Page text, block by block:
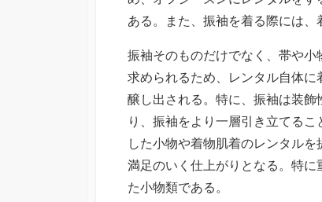
ある。また、振袖を着る際には、
振袖そのものだけでなく、帯や
求められるため、レンタル自体
醸し出される。特に、振袖は装
り、振袖をより一層引き立てる
した小物や着物肌着のレンタル
満足のいく仕上がりとなる。特
た小物類である。